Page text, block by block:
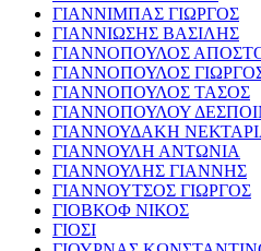
ΓΙΑΝΝΙΜΠΑΣ ΓΙΩΡΓΟΣ
ΓΙΑΝΝΙΩΣΗΣ ΒΑΣΙΛΗΣ
ΓΙΑΝΝΟΠΟΥΛΟΣ
ΓΙΑΝΝΟΠΟΥΛΟΣ
ΓΙΑΝΝΟΠΟΥΛΟΣ ΤΑΣΟΣ
ΓΙΑΝΝΟΠΟΥΛΟΥ
ΓΙΑΝΝΟΥΔΑΚΗ
ΓΙΑΝΝΟΥΛΗ ΑΝΤΩΝΙΑ
ΓΙΑΝΝΟΥΛΗΣ ΓΙΑΝΝΗΣ
ΓΙΑΝΝΟΥΤΣΟΣ ΓΙΩΡΓΟΣ
ΓΙΟΒΚΟΦ ΝΙΚΟΣ
ΓΙΟΣΙ